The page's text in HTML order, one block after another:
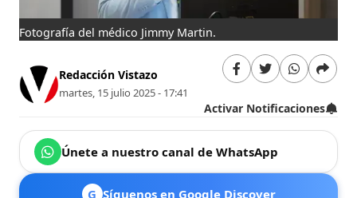
Fotografía del médico Jimmy Martin.
Redacción Vistazo
martes, 15 julio 2025 - 17:41
Activar Notificaciones
Únete a nuestro canal de WhatsApp
G Síguenos en Google Discover